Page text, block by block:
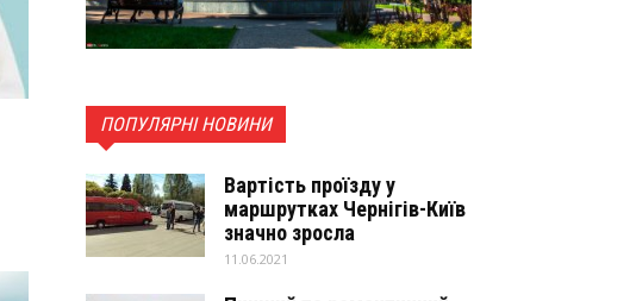
ПОПУЛЯРНІ НОВИНИ
Вартість проїзду у
маршрутках Чернігів-Київ
значно зросла
11.06.2021